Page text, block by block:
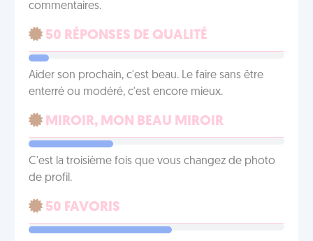
commentaires.
50 RÉPONSES DE QUALITÉ
Aider son prochain, c'est beau. Le faire sans être
enterré ou modéré, c'est encore mieux.
MIROIR, MON BEAU MIROIR
C'est la troisième fois que vous changez de photo
de profil.
50 FAVORIS